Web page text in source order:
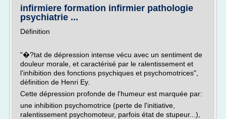
infirmiere formation infirmier pathologie
psychiatrie ...
Définition
"�?tat de dépression intense vécu avec un sentiment de
douleur morale, et caractérisé par le ralentissement et
l'inhibition des fonctions psychiques et psychomotrices",
définition de Henri Ey.
Cette dépression profonde de l'humeur est marquée par:
une inhibition psychomotrice (perte de l'initiative,
ralentissement psychomoteur, parfois état de stupeur...),